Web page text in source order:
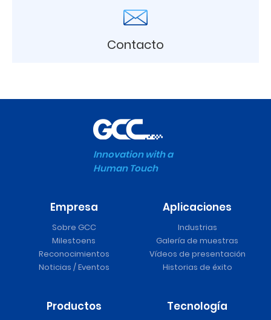
Contacto
Innovation with a
Human Touch
Empresa
Sobre GCC
Milestoens
Reconocimientos
Noticias / Eventos
Aplicaciones
Industrias
Galería de muestras
Vídeos de presentación
Historias de éxito
Productos Tecnología